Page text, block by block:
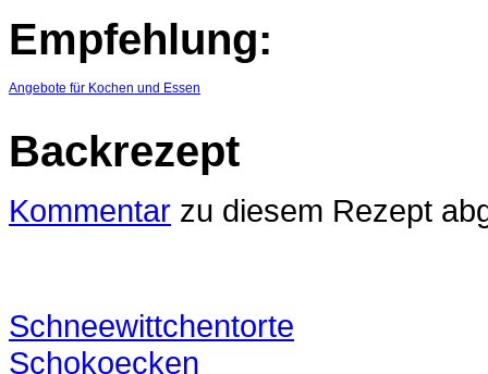
Empfehlung:
Angebote für Kochen und Essen
Backrezept
Kommentar zu diesem Rezept
Schneewittchentorte
Schokoecken